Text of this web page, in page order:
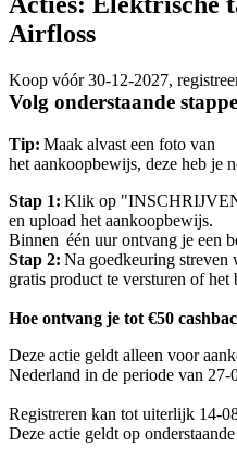
Airfloss
Koop vóór 30-12-2027,
Volg onderstaande
Tip: Maak alvast een foto van
het aankoopbewijs, deze heb je
Stap 1: Klik op
en upload het aankoopbewijs.
Binnen  één uur ontvang je een
Stap 2: Na goedkeuring streven
gratis product te versturen of het
Hoe ontvang je tot €50
Deze actie geldt alleen voor
Nederland in de periode van
Registreren kan tot uiterlijk 14-
Deze actie geldt op